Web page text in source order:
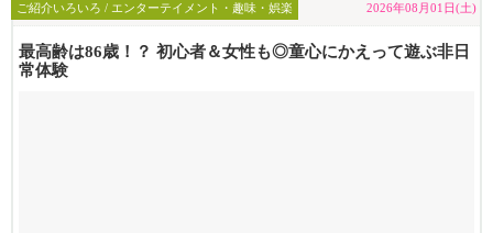
ご紹介いろいろ / エンターテイメント・趣味・娯楽 2026年08月01日(土)
最高齢は86歳！？ 初心者＆女性も◎童心にかえって遊ぶ非日
常体験